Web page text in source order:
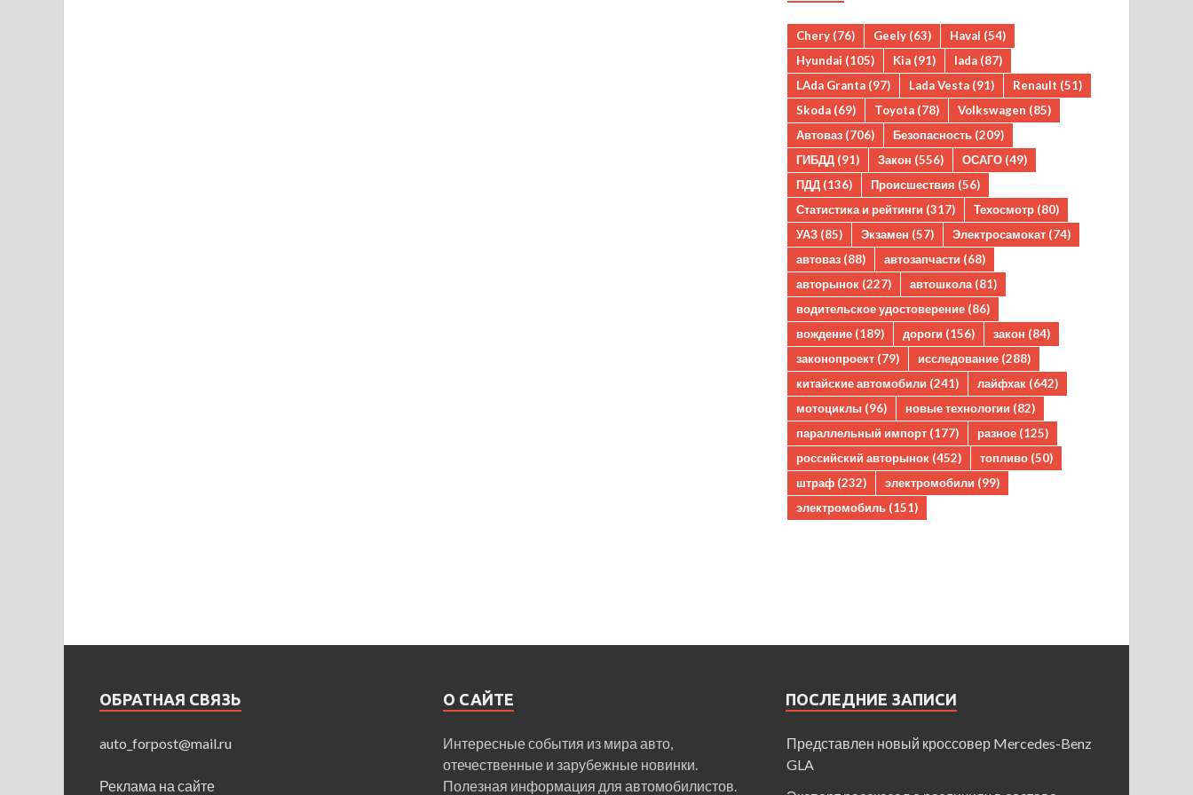
Chery (76) Geely (63) Haval (54)
Hyundai (105) Kia (91) lada (87)
LAda Granta (97) Lada Vesta (91) Renault (51)
Skoda (69) Toyota (78) Volkswagen (85)
Автоваз (706) Безопасность (209)
ГИБДД (91) Закон (556) ОСАГО (49)
ПДД (136) Происшествия (56)
Статистика и рейтинги (317) Техосмотр (80)
УАЗ (85) Экзамен (57) Электросамокат (74)
автоваз (88) автозапчасти (68)
авторынок (227) автошкола (81)
водительское удостоверение (86)
вождение (189) дороги (156) закон (84)
законопроект (79) исследование (288)
китайские автомобили (241) лайфхак (642)
мотоциклы (96) новые технологии (82)
параллельный импорт (177) разное (125)
российский авторынок (452) топливо (50)
штраф (232) электромобили (99)
электромобиль (151)
ОБРАТНАЯ СВЯЗЬ
auto_forpost@mail.ru
Реклама на сайте
О САЙТЕ
Интересные события из мира авто,
отечественные и зарубежные новинки.
Полезная информация для автомобилистов.
ПОСЛЕДНИЕ ЗАПИСИ
Представлен новый кроссовер Mercedes-Benz
GLA